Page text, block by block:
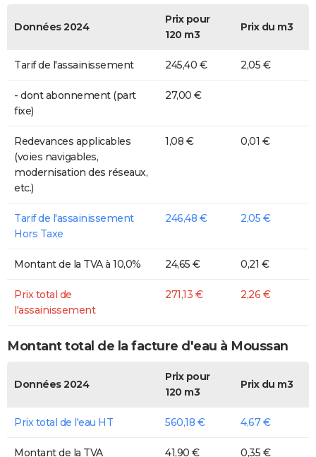
Données 2024
Prix pour
120 m3
Prix du m3
Tarif de l'assainissement 245,40 € 2,05 €
- dont abonnement (part
fixe)
27,00 €
Redevances applicables
(voies navigables,
modernisation des réseaux,
etc.)
1,08 € 0,01 €
Tarif de l'assainissement
Hors Taxe
246,48 € 2,05 €
Montant de la TVA à 10,0% 24,65 € 0,21 €
Prix total de
l'assainissement
271,13 € 2,26 €
Montant total de la facture d'eau à Moussan
Données 2024
Prix pour
120 m3
Prix du m3
Prix total de l'eau HT 560,18 € 4,67 €
Montant de la TVA 41,90 € 0,35 €